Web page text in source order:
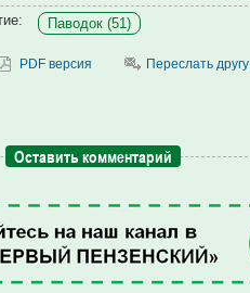
Паводок (51)
PDF версия Переслать другу
Оставить комментарий